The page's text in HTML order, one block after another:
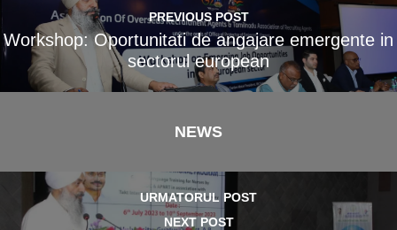
PREVIOUS POST
Workshop: Oportunitati de angajare emergente in
sectorul european
NEWS
URMATORUL POST
NEXT POST